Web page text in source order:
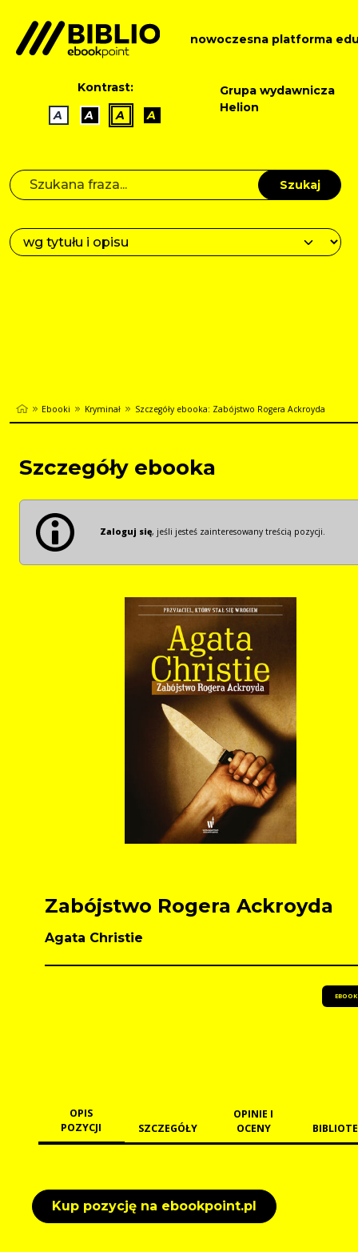
nowoczesna platforma
Kontrast:
A
A A A
Grupa wydawnicza
Helion
Szukaj
Ebooki Kryminał Szczegóły ebooka: Zabójstwo Rogera Ackroyda
Szczegóły ebooka
Zaloguj się, jeśli jesteś zainteresowany treścią pozycji.
Zabójstwo Rogera Ackroyda
Agata Christie
EBOOK
OPIS
POZYCJI
SZCZEGÓŁY
OPINIE I
OCENY
Kup pozycję na ebookpoint.pl